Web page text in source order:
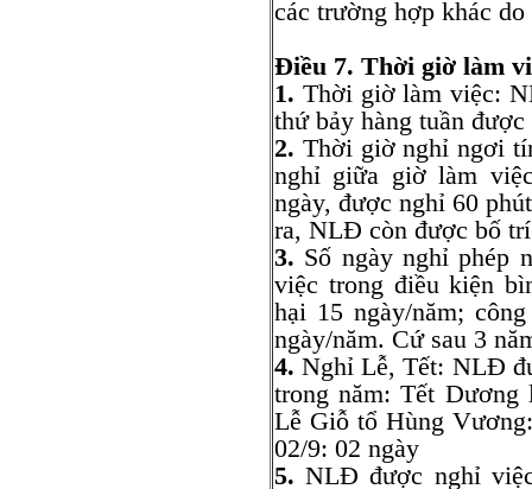
các trường hợp khác
Điều 7. Thời giờ làm
1. Thời giờ làm việc:
thứ bảy hàng tuần
2. Thời giờ nghỉ ngơi
nghỉ giữa giờ làm
ngày, được nghỉ 60
ra, NLĐ còn được bố
3. Số ngày nghỉ phép
việc trong điều kiện
hại 15 ngày/năm;
ngày/năm. Cứ sau 3
4. Nghỉ Lễ, Tết: NLĐ
trong năm: Tết
Lễ Giỗ tổ Hùng
02/9: 02 ngày
5. NLĐ được nghỉ